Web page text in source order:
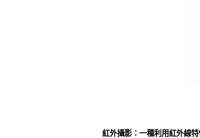
紅外攝影：一種利用紅外線